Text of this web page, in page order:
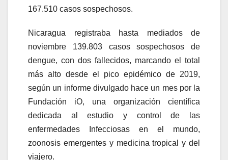
167.510 casos sospechosos.
Nicaragua registraba hasta mediados de
noviembre 139.803 casos sospechosos de
dengue, con dos fallecidos, marcando el total
más alto desde el pico epidémico de 2019,
según un informe divulgado hace un mes por la
Fundación iO, una organización científica
dedicada al estudio y control de las
enfermedades Infecciosas en el mundo,
zoonosis emergentes y medicina tropical y del
viajero.